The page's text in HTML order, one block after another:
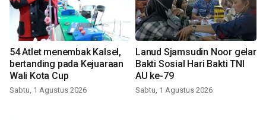
54 Atlet menembak Kalsel,
bertanding pada Kejuaraan
Wali Kota Cup
Sabtu, 1 Agustus 2026
Lanud Sjamsudin Noor gelar
Bakti Sosial Hari Bakti TNI
AU ke-79
Sabtu, 1 Agustus 2026